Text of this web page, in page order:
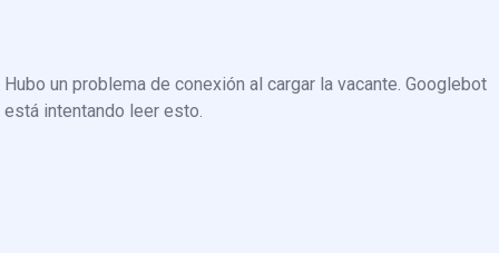
Hubo un problema de conexión al cargar la vacante. Googlebot
está intentando leer esto.